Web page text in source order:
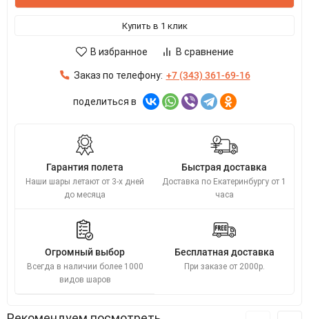
Купить в 1 клик
В избранное В сравнение
Заказ по телефону: +7 (343) 361-69-16
поделиться в
Гарантия полета
Наши шары летают от 3-х дней
до месяца
Быстрая доставка
Доставка по Екатеринбургу от 1
часа
Огромный выбор
Всегда в наличии более 1000
видов шаров
Бесплатная доставка
При заказе от 2000р.